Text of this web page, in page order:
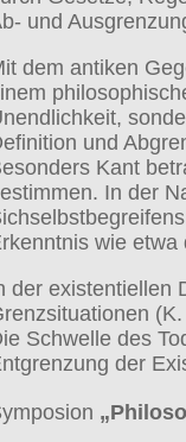
und
dem antiken
und
Kant
In der
wie
der existentiellen
Schwelle des
der